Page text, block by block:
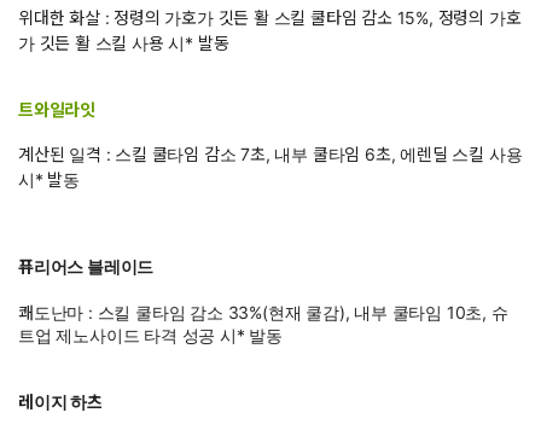
위대한 화살 : 정령의 가호가 깃든 활 스킬 쿨타임 감소 15%, 정령의 가호
가 깃든 활 스킬 사용 시* 발동
트와일라잇
계산된 일격 : 스킬 쿨타임 감소 7초, 내부 쿨타임 6초, 에렌딜 스킬 사용
시* 발동
퓨리어스 블레이드
쾌도난마 : 스킬 쿨타임 감소 33%(현재 쿨감), 내부 쿨타임 10초, 슈
트업 제노사이드 타격 성공 시* 발동
레이지 하츠